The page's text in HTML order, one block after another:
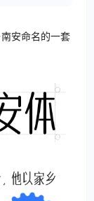
安命名的一套